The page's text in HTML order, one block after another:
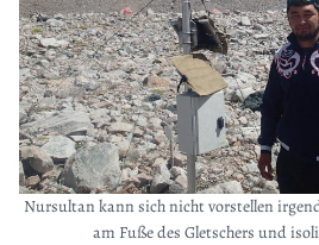
Nursultan kann sich nicht vorstellen
am Fuße des Gletschers und